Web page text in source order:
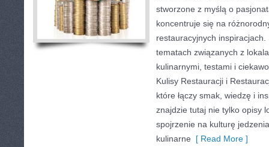
stworzone z myślą o
koncentruje się na
restauracyjnych
tematach związanych z
kulinarnymi, testami i
Kulisy Restauracji i
które łączy smak, wiedzę i
znajdzie tutaj nie tylko opisy
spojrzenie na kulturę
kulinarne [ Read More ]